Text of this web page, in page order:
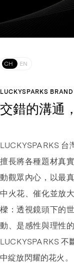
CH EN
LUCKYSPARKS
交錯的溝通
LUCKYSPARKS 台
擅長將各種題材真
動觀眾內心，以最
中火花、催化並放
樑：透視鏡頭下的
動、是感性與理性
LUCKYSPARKS 不
中綻放閃耀的花火。